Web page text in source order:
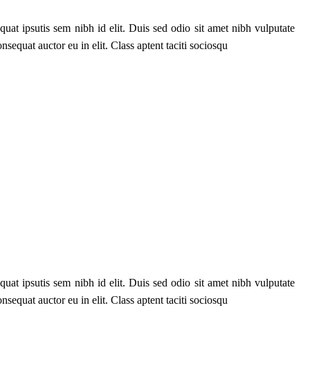
ipsutis sem nibh id elit. Duis sed odio sit amet nibh vulputate
auctor eu in elit. Class aptent taciti sociosqu
ipsutis sem nibh id elit. Duis sed odio sit amet nibh vulputate
auctor eu in elit. Class aptent taciti sociosqu